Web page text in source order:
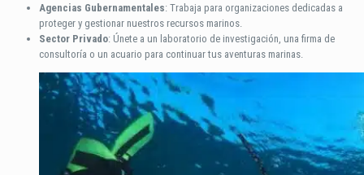
Agencias Gubernamentales: Trabaja para organizaciones dedicadas a
proteger y gestionar nuestros recursos marinos.
Sector Privado: Únete a un laboratorio de investigación, una firma de
consultoría o un acuario para continuar tus aventuras marinas.